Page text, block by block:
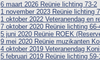
6 maart 2026 Reünie lichting 73-2
1 november 2023 Reünie lichting
1 oktober 2022 Veteranendag en
7 oktober 2020 Reünie lichting 66-
5 juni 2020 Reünie ROEK
9 mei 2020 Reünie muzikanten
4 oktober 2019 Veteranendag
5 februari 2019 Reünie lichting 59-